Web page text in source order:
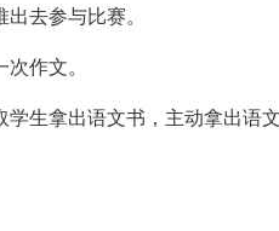
去参与比赛。
作文。
生拿出语文书，主动拿出语